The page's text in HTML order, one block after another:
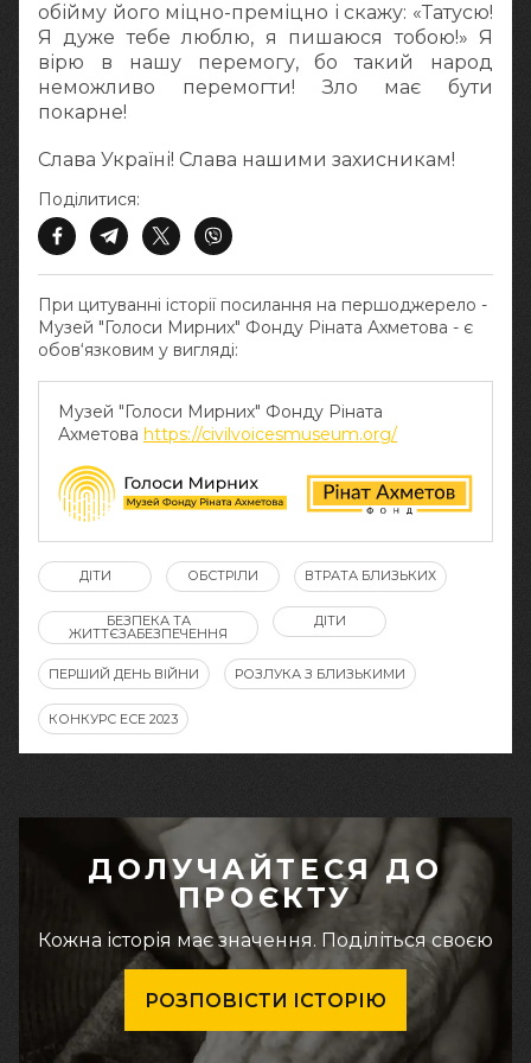
обійму його міцно-преміцно і скажу: «Татусю!
Я дуже тебе люблю, я пишаюся тобою!» Я
вірю в нашу перемогу, бо такий народ
неможливо перемогти! Зло має бути
покарне!
Слава Україні! Слава нашими захисникам!
При цитуванні історії посилання на першоджерело -
Музей "Голоси Мирних" Фонду Ріната Ахметова - є
обов‘язковим у вигляді:
Музей "Голоси Мирних" Фонду Ріната
Ахметова https://civilvoicesmuseum.org/
Поділитися:
ДІТИ ОБСТРІЛИ ВТРАТА БЛИЗЬКИХ
БЕЗПЕКА ТА
ЖИТТЄЗАБЕЗПЕЧЕННЯ
ДІТИ
ПЕРШИЙ ДЕНЬ ВІЙНИ РОЗЛУКА З БЛИЗЬКИМИ
КОНКУРС ЕСЕ 2023
ДОЛУЧАЙТЕСЯ ДО
ПРОЄКТУ
Кожна історія має значення. Поділіться своєю
РОЗПОВІСТИ ІСТОРІЮ